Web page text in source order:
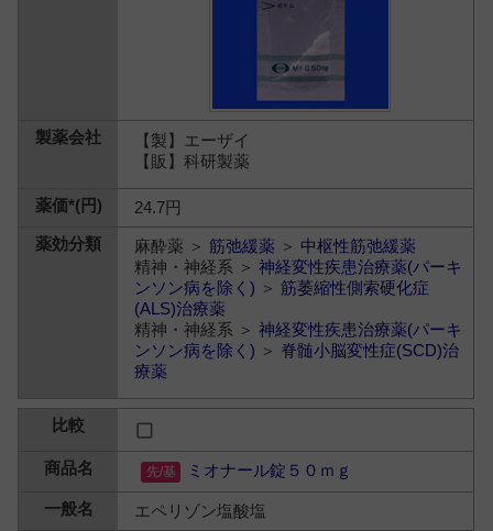
【製】エーザイ
【販】科研製薬
24.7円
麻酔薬 ＞ 筋弛緩薬 ＞ 中枢性筋弛緩薬
精神・神経系 ＞神経変性疾患治療薬(パーキ
ンソン病を除く) ＞ 筋萎縮性側索硬化症
(ALS)治療薬
精神・神経系 ＞神経変性疾患治療薬(パーキ
ンソン病を除く) ＞ 脊髄小脳変性症(SCD)治
療薬
ミオナール錠５０ｍｇ
エペリゾン塩酸塩